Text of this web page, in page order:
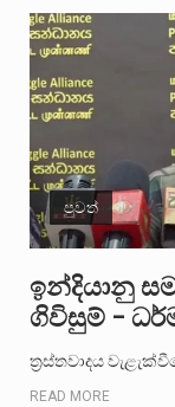
පුවත්
ඉන්දියානු
ගිවිසුම් –
ත්‍රස්තවාදය
READ MORE